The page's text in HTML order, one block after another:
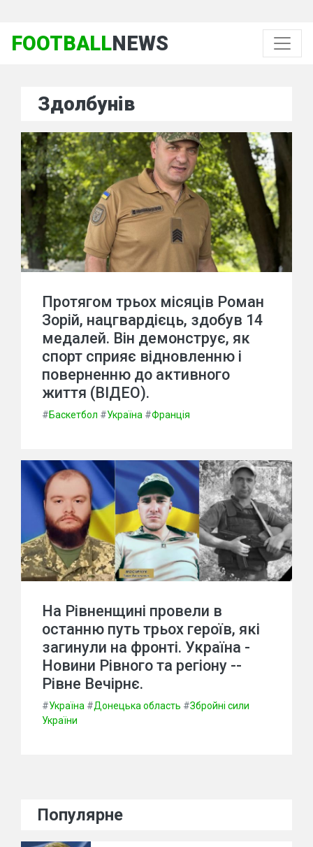
FOOTBALLNEWS
Здолбунів
Протягом трьох місяців Роман
Зорій, нацгвардієць, здобув 14
медалей. Він демонструє, як
спорт сприяє відновленню і
поверненню до активного
життя (ВІДЕО).
#Баскетбол #Україна #Франція
На Рівненщині провели в
останню путь трьох героїв, які
загинули на фронті. Україна -
Новини Рівного та регіону --
Рівне Вечірнє.
#Україна #Донецька область #Збройні сили
України
Популярне